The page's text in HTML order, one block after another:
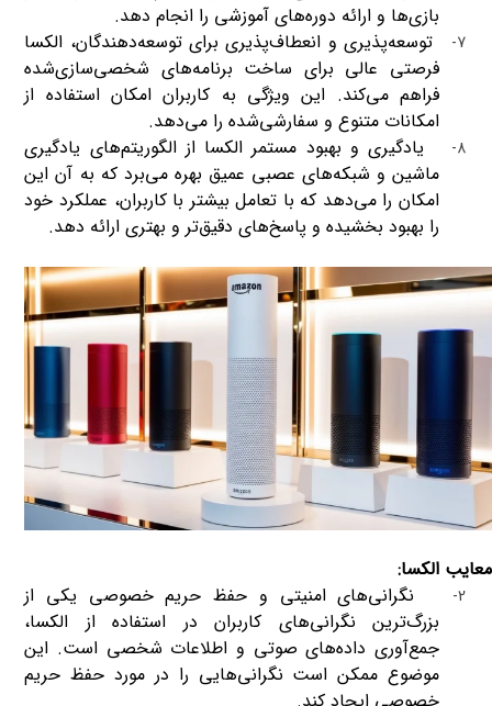
بازی‌ها و ارائه دوره‌های آموزشی را انجام دهد.
7-
توسعه‌پذیری و انعطاف‌پذیری برای توسعه‌دهندگان، الکسا
فرصتی عالی برای ساخت برنامه‌های شخصی‌سازی‌شده
فراهم می‌کند. این ویژگی به کاربران امکان استفاده از
امکانات متنوع و سفارشی‌شده را می‌دهد.
8-
یادگیری و بهبود مستمر الکسا از الگوریتم‌های یادگیری
ماشین و شبکه‌های عصبی عمیق بهره می‌برد که به آن این
امکان را می‌دهد که با تعامل بیشتر با کاربران، عملکرد خود
را بهبود بخشیده و پاسخ‌های دقیق‌تر و بهتری ارائه دهد.
معایب الکسا:
2-
نگرانی‌های امنیتی و حفظ حریم خصوصی یکی از
بزرگ‌ترین نگرانی‌های کاربران در استفاده از الکسا،
جمع‌آوری داده‌های صوتی و اطلاعات شخصی است. این
موضوع ممکن است نگرانی‌هایی را در مورد حفظ حریم